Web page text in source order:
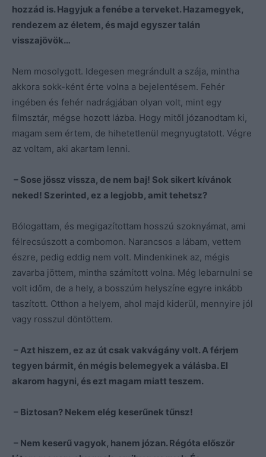
hozzád is. Hagyjuk a fenébe a terveket. Hazamegyek,
rendezem az életem, és majd egyszer talán
visszajövök…
Nem mosolygott. Idegesen megrándult a szája, mintha
akkora sokk-ként érte volna a bejelentésem. Fehér
ingében és fehér nadrágjában olyan volt, mint egy
filmsztár, mégse hozott lázba. Hogy mitől józanodtam ki,
magam sem értem, de hihetetlenül megnyugtatott. Végre
az voltam, aki akartam lenni.
– Sose jössz vissza, de nem baj! Sok sikert kívánok
neked! Szerinted, ez a legjobb, amit tehetsz?
Bólogattam, és megigazítottam hosszú szoknyámat, ami
félrecsúszott a combomon. Narancsos a lábam, vettem
észre, pedig eddig nem volt. Mindenkinek az, mégis
zavarba jöttem, mintha számított volna. Még lebarnulni se
volt időm, de a hely, a bosszúm helyszíne egyre inkább
taszított. Otthon a helyem, ahol majd kiderül, mennyire jól
vagy rosszul döntöttem.
– Azt hiszem, ez az út csak vakvágány volt. A férjem
tegyen bármit, én mégis belemegyek a válásba. El
akarom hagyni, és ezt magam miatt teszem.
– Biztosan? Nekem elég keserűnek tűnsz!
– Nem keserű vagyok, hanem józan. Régóta először